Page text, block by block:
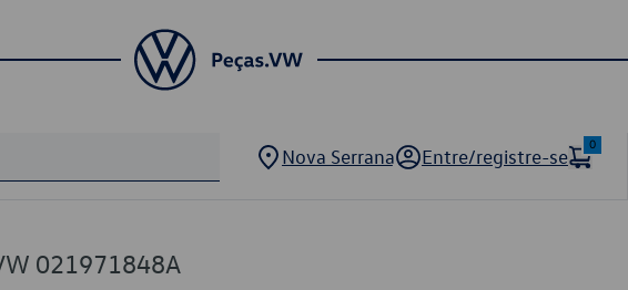
Nova Serrana Entre/registre-se
0
021971848A